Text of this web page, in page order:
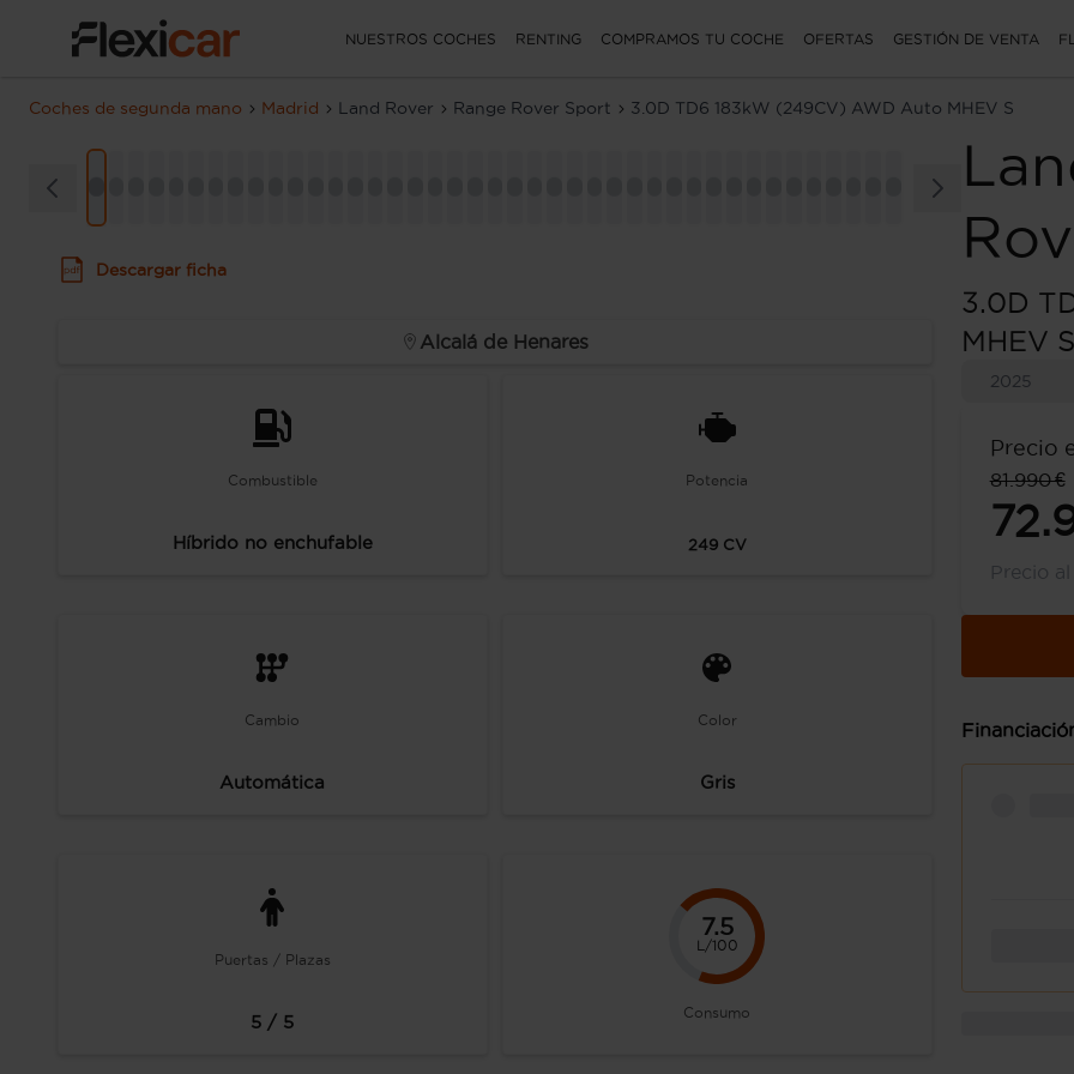
NUESTROS COCHES RENTING COMPRAMOS TU COCHE OFERTAS GESTIÓN DE VENTA
Coches de segunda mano Madrid Land Rover Range Rover Sport 3.0D TD6 183kW (249CV) AWD Auto MHEV S
3.0D
MHEV S
2025
Precio
81.990 €
Precio
Descargar ficha
Alcalá de Henares
Combustible
Híbrido no enchufable
Potencia
249CV
Cambio
Automática
Color
Gris
Puertas / Plazas
5 / 5
7.5
L/100
Consumo